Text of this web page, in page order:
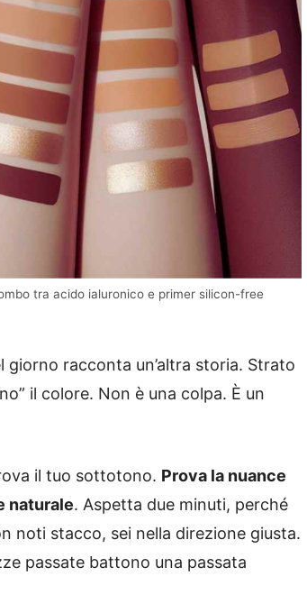
tra acido ialuronico e primer silicon-free
racconta un’altra storia. Strato
il colore. Non è una colpa. È un
il tuo sottotono. Prova la nuance
naturale. Aspetta due minuti, perché
noti stacco, sei nella direzione giusta.
passate battono una passata